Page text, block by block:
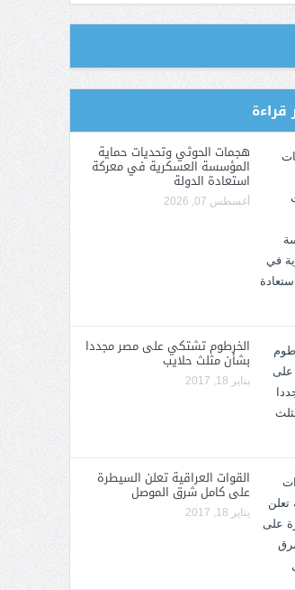
بتوسيع الهجمات
قراءة
هجمات الحوثي وتحديات حماية
المؤسسة العسكرية في معركة
استعادة الدولة
أغسطس 07, 2026
الخرطوم تشتكي على مصر مجددا
بشأن مثلث حلايب
يناير 18, 2017
القوات العراقية تعلن السيطرة
على كامل شرق الموصل
يناير 18, 2017